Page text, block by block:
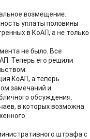
возмещение.
уплаты половины
в КоАП, а не только
не было. Все
Теперь его решили
КоАП, а теперь
замечаний и
обсуждения.
в которых возможна
штрафа с